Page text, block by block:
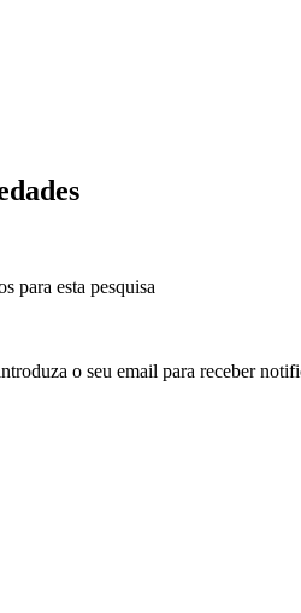
para esta pesquisa
o seu email para receber